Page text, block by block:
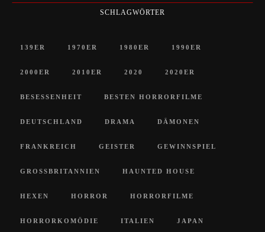
SCHLAGWÖRTER
139ER 1970ER 1980ER 1990ER
2000ER 2010ER 2020 2020ER
BESESSENHEIT BESTEN HORRORFILME
DEUTSCHLAND DRAMA DÄMONEN
FRANKREICH GEISTER GEWINNSPIEL
GROSSBRITANNIEN HAUNTED HOUSE
HEXEN HORROR HORRORFILME
HORRORKOMÖDIE ITALIEN JAPAN